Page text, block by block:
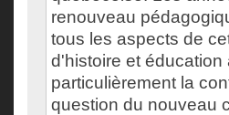
renouveau
tous les aspects de
d'histoire et
particulièrement la
question du nouveau